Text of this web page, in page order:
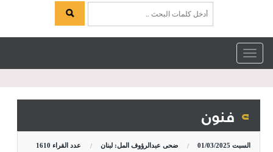
Toggle
navigation
فنون
السبت 01/03/2025 ضحى عبدالرؤوف المل: لبنان عدد القراء 1610